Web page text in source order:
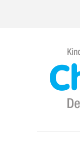
Chillzeit - Der